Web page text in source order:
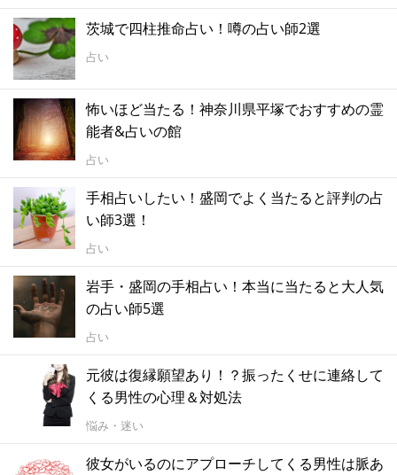
茨城で四柱推命占い！噂の占い師2選
占い
怖いほど当たる！神奈川県平塚でおすすめの霊
能者&占いの館
占い
手相占いしたい！盛岡でよく当たると評判の占
い師3選！
占い
岩手・盛岡の手相占い！本当に当たると大人気
の占い師5選
占い
元彼は復縁願望あり！？振ったくせに連絡して
くる男性の心理＆対処法
悩み・迷い
彼女がいるのにアプローチしてくる男性は脈あ